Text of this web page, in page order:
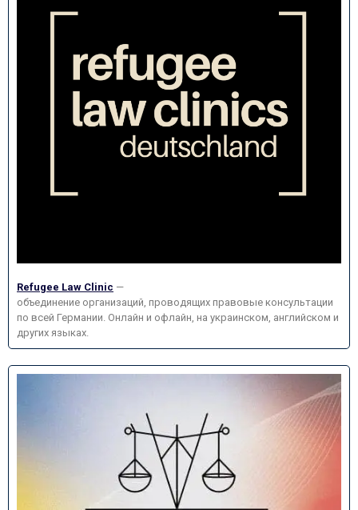
Refugee Law Clinic —
объединение организаций, проводящих правовые консультации
по всей Германии. Онлайн и офлайн, на украинском, английском и
других языках.